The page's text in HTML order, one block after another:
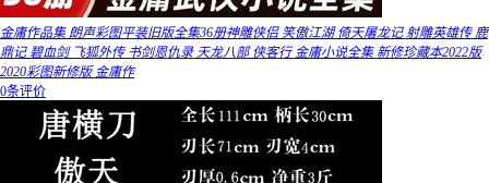
金庸作品集 朗声彩图平装旧版全集36册神雕侠侣 笑傲江湖 倚天屠龙记 射雕英雄传 鹿
鼎记 碧血剑 飞狐外传 书剑恩仇录 天龙八部 侠客行 金庸小说全集 新修珍藏本2022版
2020彩图新修版 金庸作
0条评价